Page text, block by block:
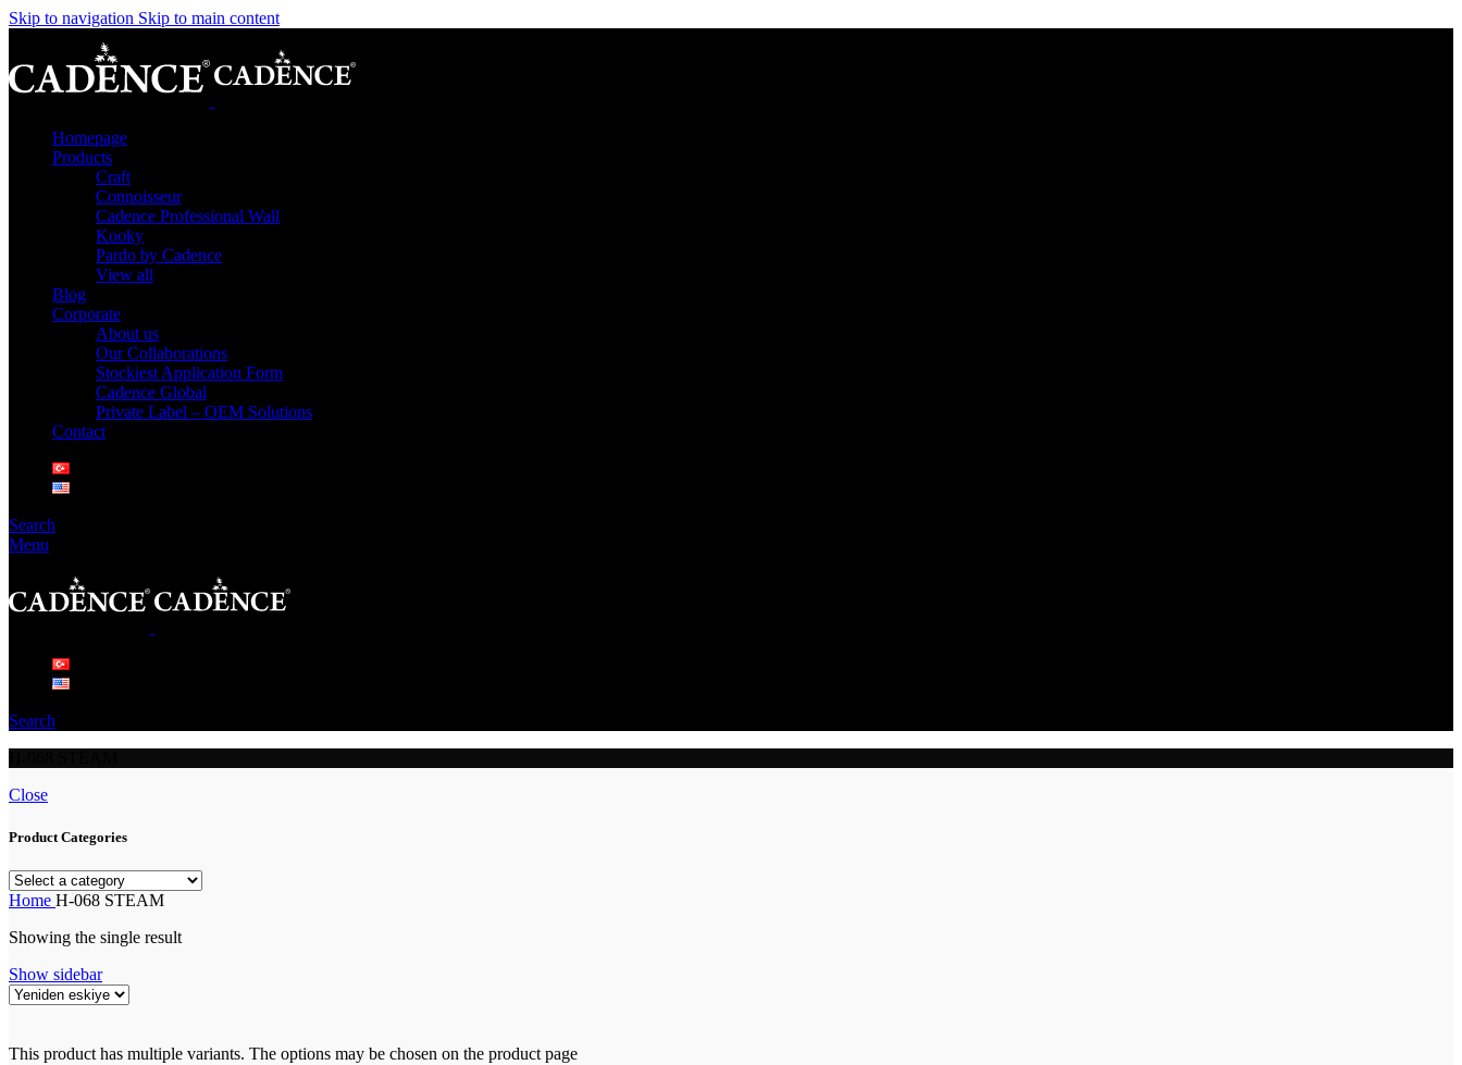
Skip to navigation Skip to main content
Homepage
Products
Craft
Connoisseur
Cadence Professional Wall
Kooky
Pardo by Cadence
View all
Blog
Corporate
About us
Our Collaborations
Stockiest Application Form
Cadence Global
Private Label – OEM Solutions
Contact
Search
Menu
Search
Close
Product Categories
Home H-068 STEAM
Showing the single result
Show sidebar
This product has multiple variants. The options may be chosen on the product page